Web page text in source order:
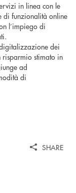
in linea con le
di funzionalità online
l’impiego di
dei
risparmio stimato in
ad
di
SHARE